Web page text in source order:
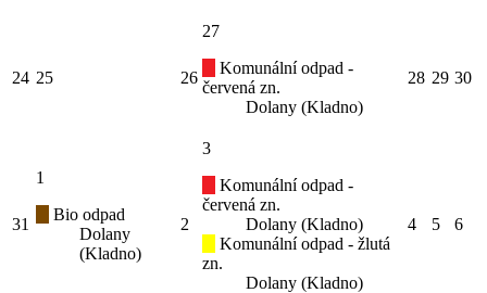
24 25 26
27
Komunální odpad -
červená zn.
Dolany (Kladno)
28 29 30
31
1
Bio odpad
Dolany
(Kladno)
2
3
Komunální odpad -
červená zn.
Dolany (Kladno)
Komunální odpad - žlutá
zn.
Dolany (Kladno)
4 5 6